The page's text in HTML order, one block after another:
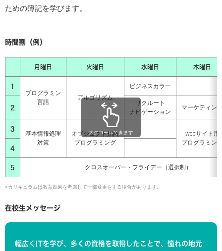
ための簿記を学びます。
時間割（例）
月曜日 火曜日 水曜日 木曜日
1
プログラミン
言語
アルゴリズム
ビジネスカラー
2
リクルート
ナビゲーション
マーケティン
3
基本情報処理
対策
オブジェクト指向
プログラミング
webサイト用
プログラミン
4
5 クロスオーバー・フライデー（選択制）
スクロールできます
※カリキュラムは教育効果を考慮して一部変更をする場合があります。
在校生メッセージ
幅広くITを学び、多くの資格を取得したことで、憧れの地元